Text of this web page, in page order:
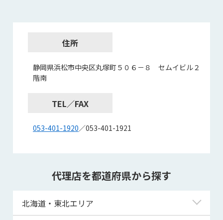
住所
静岡県浜松市中央区丸塚町５０６－８ セムイビル２
階南
TEL／FAX
053-401-1920／053-401-1921
代理店を都道府県から探す
北海道・東北エリア